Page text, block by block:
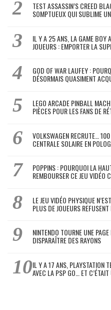
TEST ASSASSIN’S CREED
SOMPTUEUX QUI SUBLIME
IL Y A 25 ANS, LA GAME BOY
JOUEURS : EMPORTER LA
GOD OF WAR LAUFEY :
DÉSORMAIS QUASIMENT
LEGO ARCADE PINBALL
PIÈCES POUR LES FANS DE
VOLKSWAGEN RECRUTE…
CENTRALE SOLAIRE EN
POPPINS : POURQUOI LA
REMBOURSER CE JEU VIDÉO
LE JEU VIDÉO PHYSIQUE
PLUS DE JOUEURS
NINTENDO TOURNE UNE
DISPARAÎTRE DES RAYONS
IL Y A 17 ANS, PLAYSTATION
AVEC LA PSP GO… ET